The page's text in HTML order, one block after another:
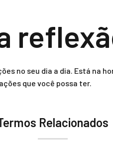
no seu dia a dia. Está na
que você possa ter.
Relacionados